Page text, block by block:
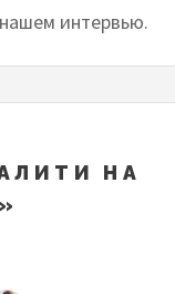
интервью.
НА